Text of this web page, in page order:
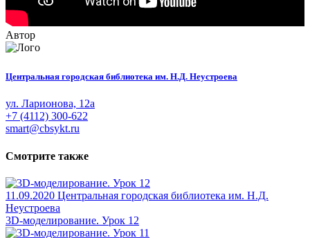
Автор
Центральная городская библиотека им. Н.Д. Неустроева
ул. Ларионова, 12а
+7 (4112) 300-622
smart@cbsykt.ru
Смотрите также
11.09.2020 Центральная городская библиотека им. Н.Д.
Неустроева
3D-моделированиe. Урок 12